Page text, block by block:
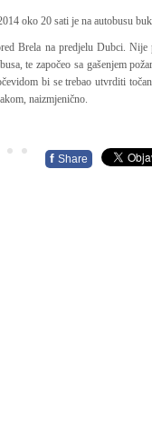
oko 20 sati je na autobusu
Brela na predjelu Dubci. Nije
te započeo sa gašenjem
bi se trebao utvrditi
naizmjenično.
f Share